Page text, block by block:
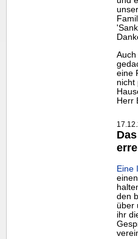
eine
nicht
Herr
Eine
den
über
ihr